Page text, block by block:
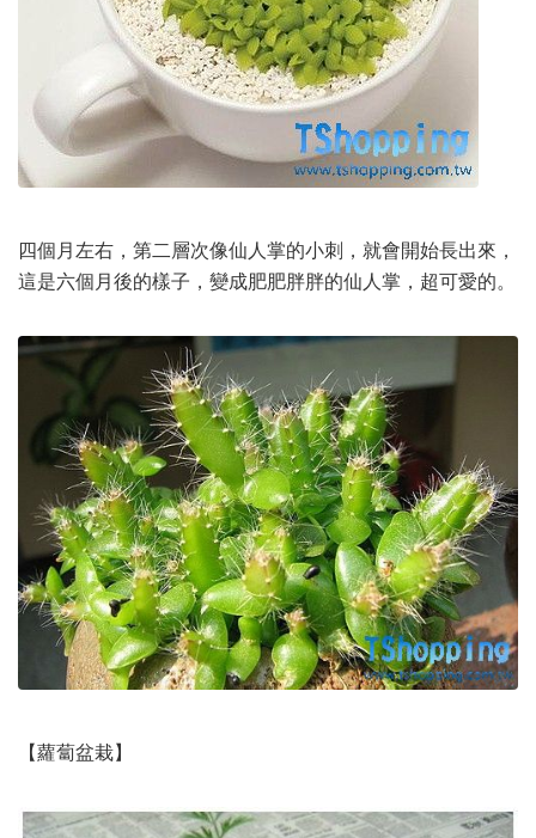
四個月左右，第二層次像仙人掌的小刺，就會開始長出來，
這是六個月後的樣子，變成肥肥胖胖的仙人掌，超可愛的。
【蘿蔔盆栽】